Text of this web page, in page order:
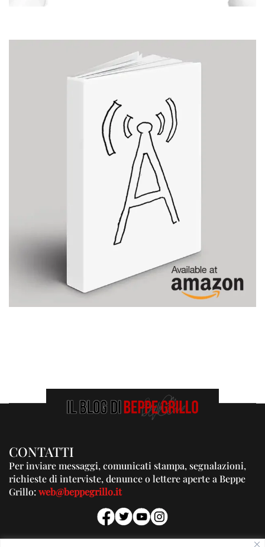
CONTATTI
Per inviare messaggi, comunicati stampa, segnalazioni,
richieste di interviste, denunce o lettere aperte a Beppe
Grillo:web@beppegrillo.it